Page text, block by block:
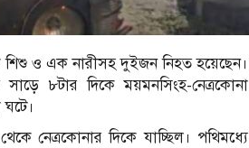
ও এক নারীসহ দুইজন নিহত হয়েছেন।
৮টার দিকে ময়মনসিংহ-নেত্রকোনা
নেত্রকোনার দিকে যাচ্ছিল। পথিমধ্যে